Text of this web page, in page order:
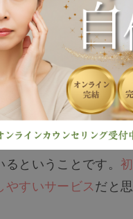
ヘアスタイル
抜け毛
白髪
上がりなど、実際に
した方々の声をご紹
ロンがあったのでそ
たが、
個室で対応し
とができました。サ
は、プライバシーに
るということです。
やすいサービスだと